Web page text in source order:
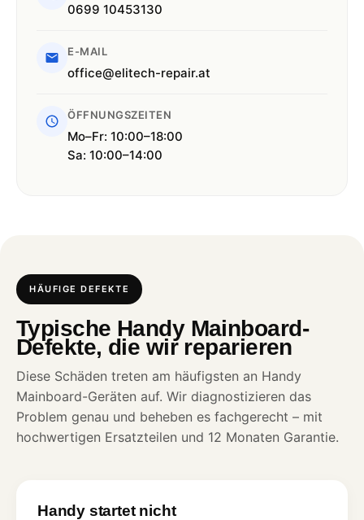
0699 10453130
E-MAIL
office@elitech-repair.at
ÖFFNUNGSZEITEN
Mo–Fr: 10:00–18:00
Sa: 10:00–14:00
HÄUFIGE DEFEKTE
Typische Handy Mainboard-
Defekte, die wir reparieren
Diese Schäden treten am häufigsten an Handy
Mainboard-Geräten auf. Wir diagnostizieren das
Problem genau und beheben es fachgerecht – mit
hochwertigen Ersatzteilen und 12 Monaten Garantie.
Handy startet nicht